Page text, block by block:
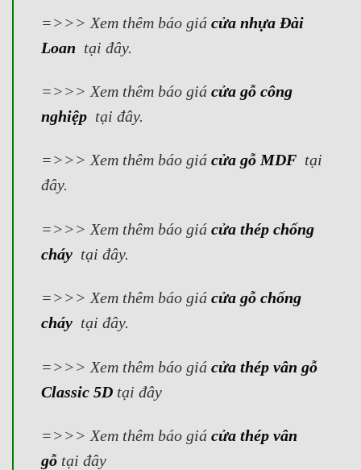
=>>> Xem thêm báo giá cửa nhựa Đài
Loan tại đây.
=>>> Xem thêm báo giá cửa gỗ công
nghiệptại đây.
=>>> Xem thêm báo giá cửa gỗ MDF tại
đây.
=>>> Xem thêm báo giá cửa thép chống
cháytại đây.
=>>> Xem thêm báo giá cửa gỗ chống
cháytại đây.
=>>> Xem thêm báo giá cửa thép vân gỗ
Classic 5Dtại đây
=>>> Xem thêm báo giá cửa thép vân
gỗ tại đây